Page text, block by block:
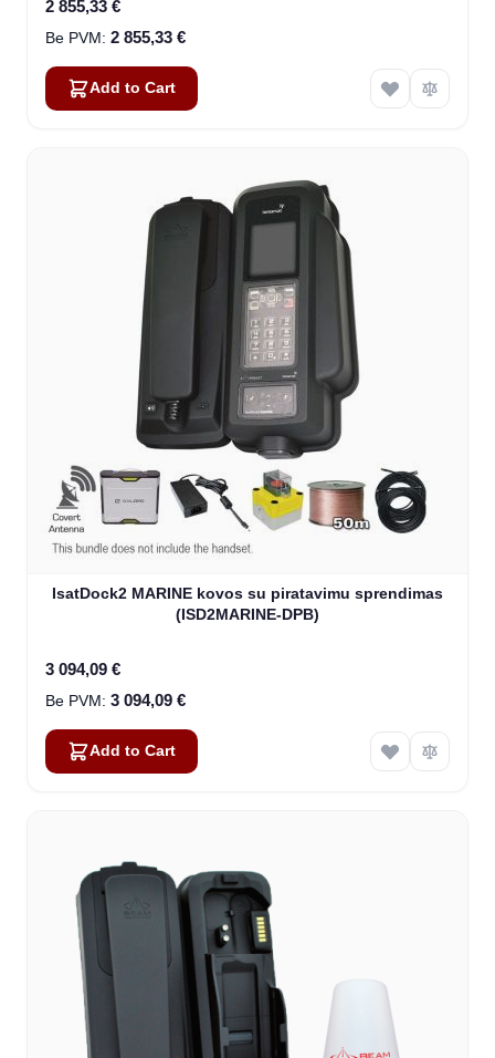
2 855,33 €
2 855,33 €
Add to Cart
IsatDock2 MARINE kovos su piratavimu sprendimas
(ISD2MARINE-DPB)
3 094,09 €
3 094,09 €
Add to Cart